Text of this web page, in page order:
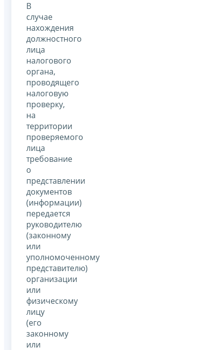
В
случае
нахождения
должностного
лица
налогового
органа,
проводящего
налоговую
проверку,
на
территории
проверяемого
лица
требование
о
представлении
документов
(информации)
передается
руководителю
(законному
или
уполномоченному
представителю)
организации
или
физическому
лицу
(его
законному
или